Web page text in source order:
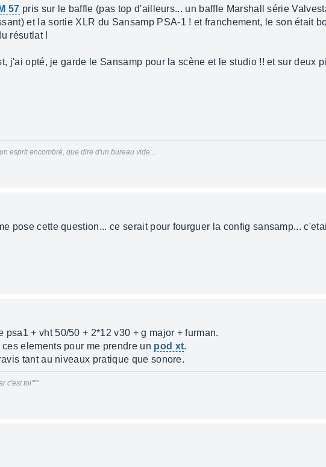
57 pris sur le baffle (pas top d'ailleurs... un baffle Marshall série
et la sortie XLR du Sansamp PSA-1 ! et franchement, le son était
résutlat !
j'ai opté, je garde le Sansamp pour la scène et le studio !! et sur deux
esprit encombré, que dire d'un bureau vide...
pose cette question... ce serait pour fourguer la config sansamp...
psa1 + vht 50/50 + 2*12 v30 + g major + furman.
elements pour me prendre un pod xt.
tant au niveaux pratique que sonore.
c'est toi"""